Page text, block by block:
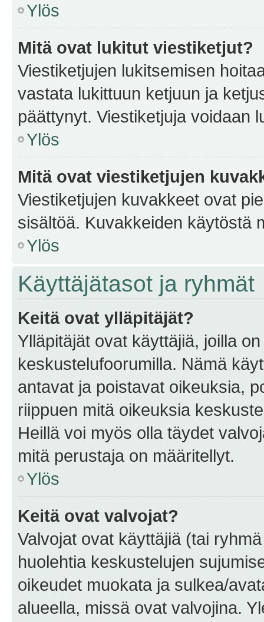
Ylös
Mitä ovat lukitut viestiketjut?
Viestiketjujen lukitsemisen
vastata lukittuun ketjuun ja
päättynyt. Viestiketjuja voidaan
Ylös
Mitä ovat viestiketjujen
Viestiketjujen kuvakkeet ovat
sisältöä. Kuvakkeiden käytöstä
Ylös
Käyttäjätasot ja ryhmät
Keitä ovat ylläpitäjät?
Ylläpitäjät ovat käyttäjiä, joilla
keskustelufoorumilla. Nämä
antavat ja poistavat oikeuksia,
riippuen mitä oikeuksia
Heillä voi myös olla täydet
mitä perustaja on määritellyt.
Ylös
Keitä ovat valvojat?
Valvojat ovat käyttäjiä (tai
huolehtia keskustelujen
oikeudet muokata ja sulkea/
alueella, missä ovat valvojina.